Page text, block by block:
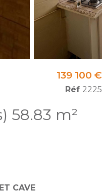
Appartement 3 pièce(s) 2 chambre(s) 58.83 m²
139 100 €
Réf 2225
CAVE